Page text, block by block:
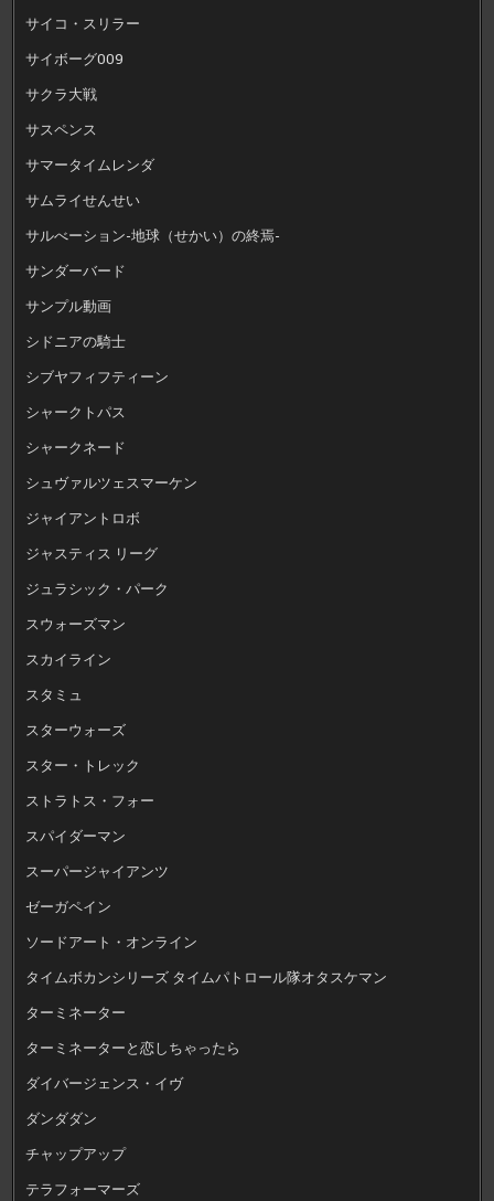
サイコ・スリラー
サイボーグ009
サクラ大戦
サスペンス
サマータイムレンダ
サムライせんせい
サルべーション-地球（せかい）の終焉-
サンダーバード
サンプル動画
シドニアの騎士
シブヤフィフティーン
シャークトパス
シャークネード
シュヴァルツェスマーケン
ジャイアントロボ
ジャスティス リーグ
ジュラシック・パーク
スウォーズマン
スカイライン
スタミュ
スターウォーズ
スター・トレック
ストラトス・フォー
スパイダーマン
スーパージャイアンツ
ゼーガペイン
ソードアート・オンライン
タイムボカンシリーズ タイムパトロール隊オタスケマン
ターミネーター
ターミネーターと恋しちゃったら
ダイバージェンス・イヴ
ダンダダン
チャップアップ
テラフォーマーズ